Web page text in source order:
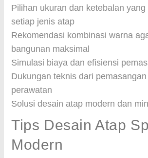
Pilihan ukuran dan ketebalan
setiap jenis atap
Rekomendasi kombinasi warna
bangunan maksimal
Simulasi biaya dan efisiensi
Dukungan teknis dari
perawatan
Solusi desain atap modern dan
Tips Desain Atap
Modern